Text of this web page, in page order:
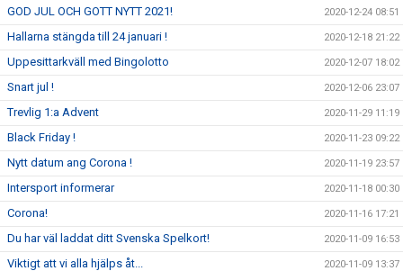
GOD JUL OCH GOTT NYTT 2021! 2020-12-24 08:51
Hallarna stängda till 24 januari ! 2020-12-18 21:22
Uppesittarkväll med Bingolotto 2020-12-07 18:02
Snart jul ! 2020-12-06 23:07
Trevlig 1:a Advent 2020-11-29 11:19
Black Friday ! 2020-11-23 09:22
Nytt datum ang Corona ! 2020-11-19 23:57
Intersport informerar 2020-11-18 00:30
Corona! 2020-11-16 17:21
Du har väl laddat ditt Svenska Spelkort! 2020-11-09 16:53
Viktigt att vi alla hjälps åt... 2020-11-09 13:37